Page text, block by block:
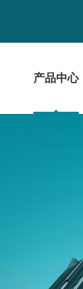
产品中心